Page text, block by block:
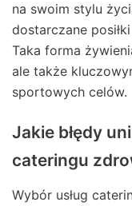
na swoim stylu
dostarczane
Taka forma
ale także
sportowych celów.
Jakie błędy
cateringu
Wybór usług